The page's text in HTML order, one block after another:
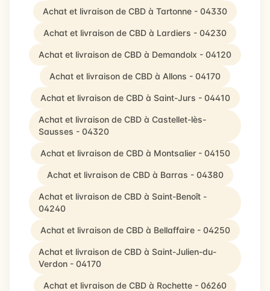
Achat et livraison de CBD à Tartonne - 04330
Achat et livraison de CBD à Lardiers - 04230
Achat et livraison de CBD à Demandolx - 04120
Achat et livraison de CBD à Allons - 04170
Achat et livraison de CBD à Saint-Jurs - 04410
Achat et livraison de CBD à Castellet-lès-
Sausses - 04320
Achat et livraison de CBD à Montsalier - 04150
Achat et livraison de CBD à Barras - 04380
Achat et livraison de CBD à Saint-Benoît -
04240
Achat et livraison de CBD à Bellaffaire - 04250
Achat et livraison de CBD à Saint-Julien-du-
Verdon - 04170
Achat et livraison de CBD à Rochette - 06260